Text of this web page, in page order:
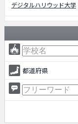
デジタルハリウッド大学
都道府県